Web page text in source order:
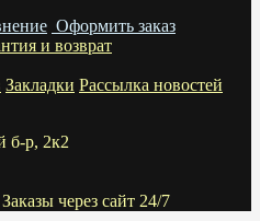
Оформить заказ
и возврат
Закладки Рассылка новостей
б-р, 2к2
через сайт 24/7